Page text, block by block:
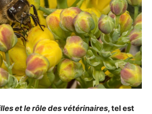
et le rôle des vétérinaires, tel est